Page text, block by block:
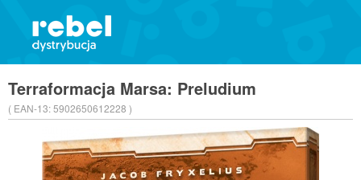
Terraformacja Marsa: Preludium
( EAN-13:5902650612228 )